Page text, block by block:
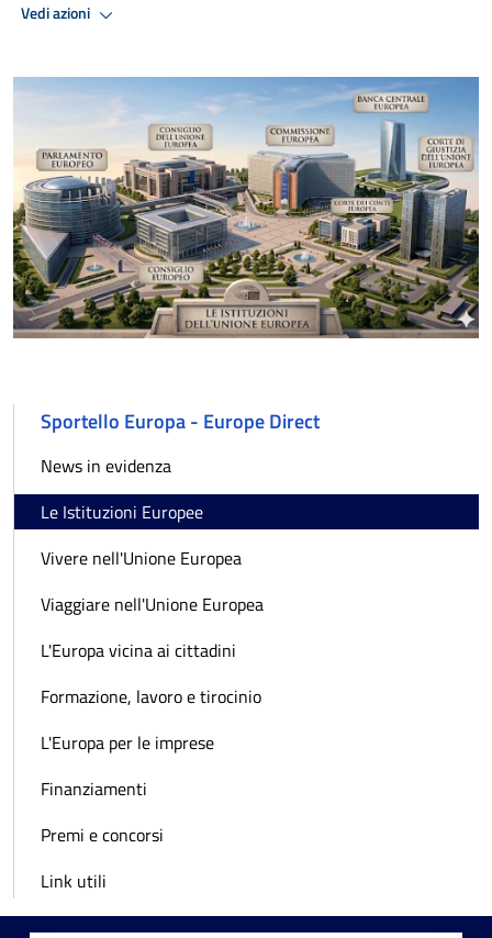
Vedi azioni
Sportello Europa - Europe Direct
News in evidenza
Le Istituzioni Europee
Vivere nell'Unione Europea
Viaggiare nell'Unione Europea
L'Europa vicina ai cittadini
Formazione, lavoro e tirocinio
L'Europa per le imprese
Finanziamenti
Premi e concorsi
Link utili